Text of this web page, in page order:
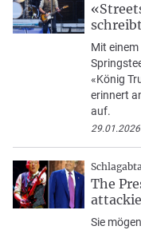
Mit
«König
erinnert
auf.
29.01.2026
The
Sie